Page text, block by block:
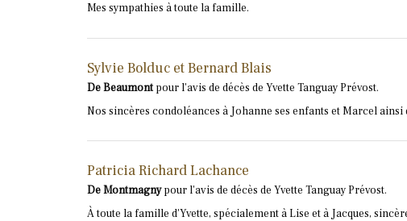
Mes sympathies à toute la famille.
Sylvie Bolduc et Bernard Blais
De Beaumontpour l'avis de décès de Yvette Tanguay Prévost.
Nos sincères condoléances à Johanne ses enfants et Marcel
Patricia Richard Lachance
De Montmagnypour l'avis de décès de Yvette Tanguay Prévost.
À toute la famille d'Yvette, spécialement à Lise et à Jacques,